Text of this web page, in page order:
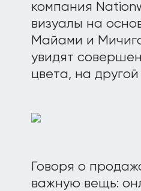
компания
визуалы на
Майами и
увидят
цвета, на
Говоря о
важную вещь: